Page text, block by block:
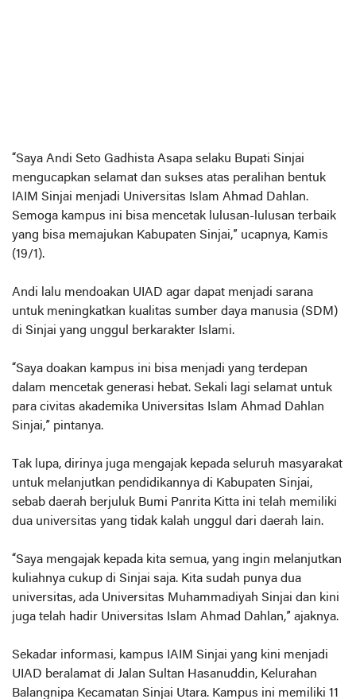
“Saya Andi Seto Gadhista Asapa selaku Bupati Sinjai
mengucapkan selamat dan sukses atas peralihan bentuk
IAIM Sinjai menjadi Universitas Islam Ahmad Dahlan.
Semoga kampus ini bisa mencetak lulusan-lulusan terbaik
yang bisa memajukan Kabupaten Sinjai,” ucapnya, Kamis
(19/1).
Andi lalu mendoakan UIAD agar dapat menjadi sarana
untuk meningkatkan kualitas sumber daya manusia (SDM)
di Sinjai yang unggul berkarakter Islami.
“Saya doakan kampus ini bisa menjadi yang terdepan
dalam mencetak generasi hebat. Sekali lagi selamat untuk
para civitas akademika Universitas Islam Ahmad Dahlan
Sinjai,” pintanya.
Tak lupa, dirinya juga mengajak kepada seluruh masyarakat
untuk melanjutkan pendidikannya di Kabupaten Sinjai,
sebab daerah berjuluk Bumi Panrita Kitta ini telah memiliki
dua universitas yang tidak kalah unggul dari daerah lain.
“Saya mengajak kepada kita semua, yang ingin melanjutkan
kuliahnya cukup di Sinjai saja. Kita sudah punya dua
universitas, ada Universitas Muhammadiyah Sinjai dan kini
juga telah hadir Universitas Islam Ahmad Dahlan,” ajaknya.
Sekadar informasi, kampus IAIM Sinjai yang kini menjadi
UIAD beralamat di Jalan Sultan Hasanuddin, Kelurahan
Balangnipa Kecamatan Sinjai Utara. Kampus ini memiliki 11